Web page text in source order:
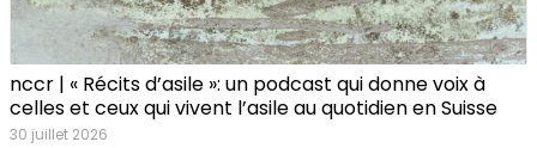
nccr | « Récits d’asile »: un podcast qui donne voix à
celles et ceux qui vivent l’asile au quotidien en Suisse
30 juillet 2026